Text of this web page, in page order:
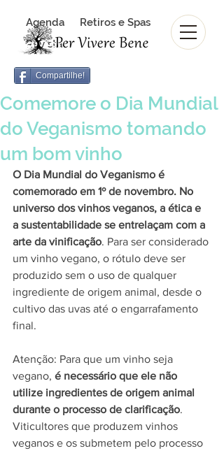
Agenda
Revista
Retiros e Spas
Revista Per Vivere Bene
Compartilhe!
Comemore o Dia Mundial
do Veganismo tomando
um bom vinho
O Dia Mundial do Veganismo é
comemorado em 1º de novembro. No
universo dos vinhos veganos, a ética e
a sustentabilidade se entrelaçam com a
arte da vinificação. Para ser considerado
um vinho vegano, o rótulo deve ser
produzido sem o uso de qualquer
ingrediente de origem animal, desde o
cultivo das uvas até o engarrafamento
final.
Atenção: Para que um vinho seja
vegano, é necessário que ele não
utilize ingredientes de origem animal
durante o processo de clarificação.
Viticultores que produzem vinhos
veganos e os submetem pelo processo